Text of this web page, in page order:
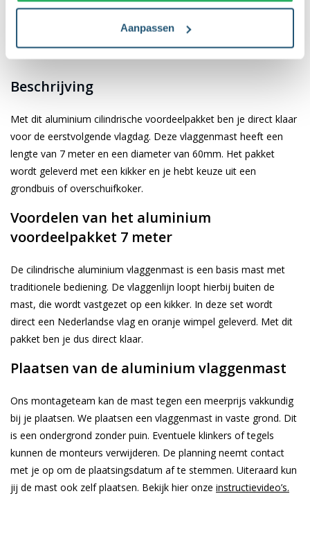
Aanpassen
Documentatie
Levering & montage
Beschrijving
Met dit aluminium cilindrische voordeelpakket ben je direct klaar
voor de eerstvolgende vlagdag. Deze vlaggenmast heeft een
lengte van 7 meter en een diameter van 60mm. Het pakket
wordt geleverd met een kikker en je hebt keuze uit een
grondbuis of overschuifkoker.
Voordelen van het aluminium
voordeelpakket 7 meter
De cilindrische aluminium vlaggenmast is een basis mast met
traditionele bediening. De vlaggenlijn loopt hierbij buiten de
mast, die wordt vastgezet op een kikker. In deze set wordt
direct een Nederlandse vlag en oranje wimpel geleverd. Met dit
pakket ben je dus direct klaar.
Plaatsen van de aluminium vlaggenmast
Ons montageteam kan de mast tegen een meerprijs vakkundig
bij je plaatsen. We plaatsen een vlaggenmast in vaste grond. Dit
is een ondergrond zonder puin. Eventuele klinkers of tegels
kunnen de monteurs verwijderen. De planning neemt contact
met je op om de plaatsingsdatum af te stemmen. Uiteraard kun
jij de mast ook zelf plaatsen. Bekijk hier onze instructievideo’s.